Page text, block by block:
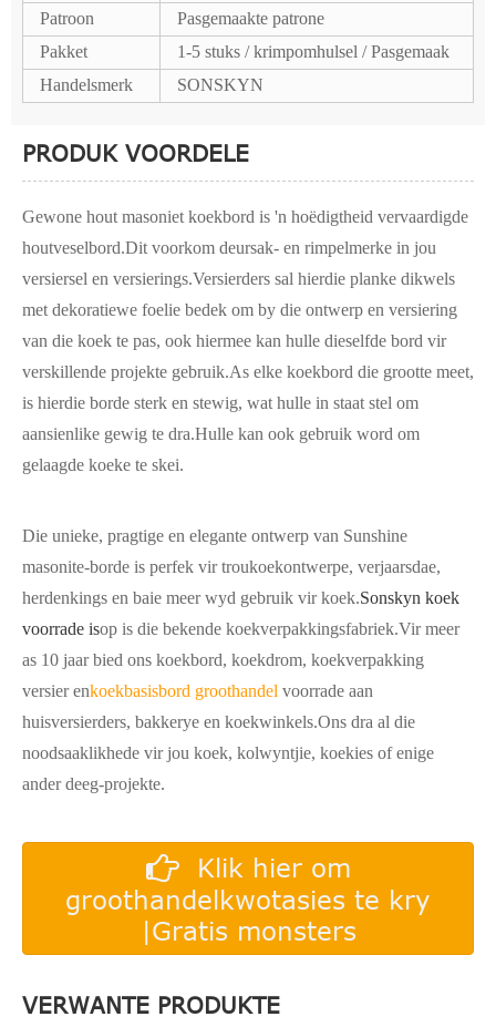
Patroon
Pasgemaakte patrone
Pakket
1-5 stuks / krimpomhulsel / Pasgemaak
Handelsmerk
SONSKYN
PRODUK VOORDELE
Gewone hout masoniet koekbord is 'n hoëdigtheid vervaardigde
houtveselbord.Dit voorkom deursak- en rimpelmerke in jou
versiersel en versierings.Versierders sal hierdie planke dikwels
met dekoratiewe foelie bedek om by die ontwerp en versiering
van die koek te pas, ook hiermee kan hulle dieselfde bord vir
verskillende projekte gebruik.As elke koekbord die grootte meet,
is hierdie borde sterk en stewig, wat hulle in staat stel om
aansienlike gewig te dra.Hulle kan ook gebruik word om
gelaagde koeke te skei.
Die unieke, pragtige en elegante ontwerp van Sunshine
masonite-borde is perfek vir troukoekontwerpe, verjaarsdae,
herdenkings en baie meer wyd gebruik vir koek.Sonskyn koek
voorrade isop is die bekende koekverpakkingsfabriek.Vir meer
as 10 jaar bied ons koekbord, koekdrom, koekverpakking
versier enkoekbasisbord groothandel voorrade aan
huisversierders, bakkerye en koekwinkels.Ons dra al die
noodsaaklikhede vir jou koek, kolwyntjie, koekies of enige
ander deeg-projekte.
Klik hier om
groothandelkwotasies te kry
|Gratis monsters
VERWANTE PRODUKTE